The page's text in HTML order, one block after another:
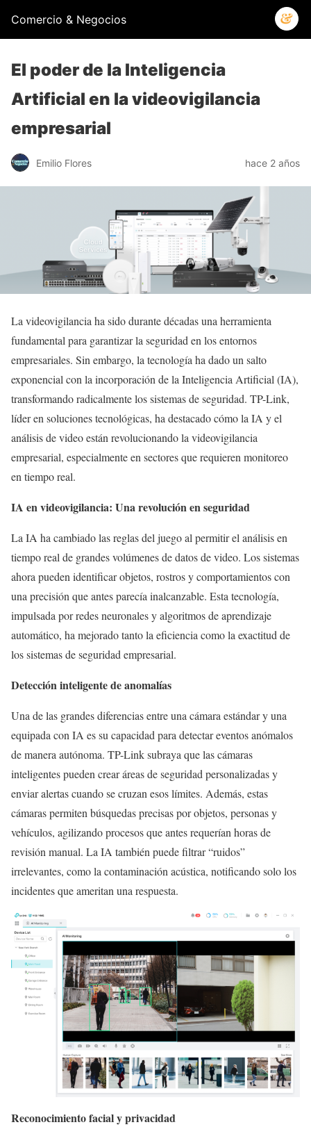
Comercio & Negocios
El poder de la Inteligencia
Artificial en la videovigilancia
empresarial
Emilio Flores hace 2 años
La videovigilancia ha sido durante décadas una herramienta
fundamental para garantizar la seguridad en los entornos
empresariales. Sin embargo, la tecnología ha dado un salto
exponencial con la incorporación de la Inteligencia Artificial (IA),
transformando radicalmente los sistemas de seguridad. TP-Link,
líder en soluciones tecnológicas, ha destacado cómo la IA y el
análisis de video están revolucionando la videovigilancia
empresarial, especialmente en sectores que requieren monitoreo
en tiempo real.
IA en videovigilancia: Una revolución en seguridad
La IA ha cambiado las reglas del juego al permitir el análisis en
tiempo real de grandes volúmenes de datos de video. Los sistemas
ahora pueden identificar objetos, rostros y comportamientos con
una precisión que antes parecía inalcanzable. Esta tecnología,
impulsada por redes neuronales y algoritmos de aprendizaje
automático, ha mejorado tanto la eficiencia como la exactitud de
los sistemas de seguridad empresarial.
Detección inteligente de anomalías
Una de las grandes diferencias entre una cámara estándar y una
equipada con IA es su capacidad para detectar eventos anómalos
de manera autónoma. TP-Link subraya que las cámaras
inteligentes pueden crear áreas de seguridad personalizadas y
enviar alertas cuando se cruzan esos límites. Además, estas
cámaras permiten búsquedas precisas por objetos, personas y
vehículos, agilizando procesos que antes requerían horas de
revisión manual. La IA también puede filtrar “ruidos”
irrelevantes, como la contaminación acústica, notificando solo los
incidentes que ameritan una respuesta.
Reconocimiento facial y privacidad